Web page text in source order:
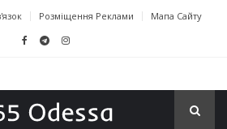
Розміщення Реклами Мапа Сайту